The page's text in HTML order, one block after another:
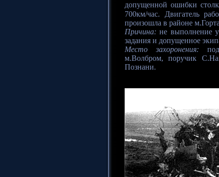
допущенной ошибки
700км/час. Двигатель
произошла в районе
Причина: не выполнение
задания и допущенное
Место захоронения:
м.Волбром, поручик
Познани.